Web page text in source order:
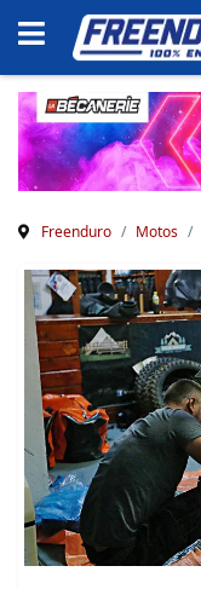
Freenduro Motos